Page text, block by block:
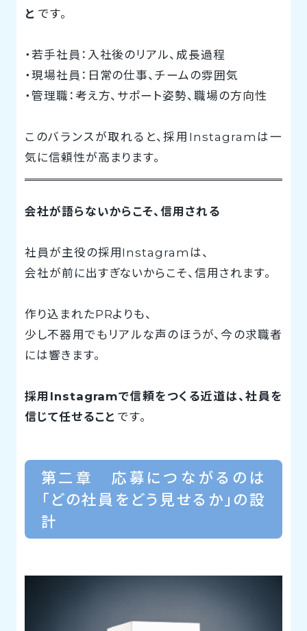
と です。
・若手社員：入社後のリアル、成長過程
・現場社員：日常の仕事、チームの雰囲気
・管理職：考え方、サポート姿勢、職場の方向性
このバランスが取れると、採用Instagramは一
気に信頼性が高まります。
会社が語らないからこそ、信用される
社員が主役の採用Instagramは、
会社が前に出すぎないからこそ、信用されます。
作り込まれたPRよりも、
少し不器用でもリアルな声のほうが、今の求職者
には響きます。
採用Instagramで信頼をつくる近道は、社員を
信じて任せること です。
第二章 応募につながるのは
「どの社員をどう見せるか」の設
計